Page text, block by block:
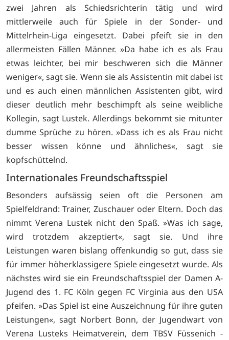
zwei Jahren als Schiedsrichterin tätig und wird
mittlerweile auch für Spiele in der Sonder- und
Mittelrhein-Liga eingesetzt. Dabei pfeift sie in den
allermeisten Fällen Männer. »Da habe ich es als Frau
etwas leichter, bei mir beschweren sich die Männer
weniger«, sagt sie. Wenn sie als Assistentin mit dabei ist
und es auch einen männlichen Assistenten gibt, wird
dieser deutlich mehr beschimpft als seine weibliche
Kollegin, sagt Lustek. Allerdings bekommt sie mitunter
dumme Sprüche zu hören. »Dass ich es als Frau nicht
besser wissen könne und ähnliches«, sagt sie
kopfschüttelnd.
Internationales Freundschaftsspiel
Besonders aufsässig seien oft die Personen am
Spielfeldrand: Trainer, Zuschauer oder Eltern. Doch das
nimmt Verena Lustek nicht den Spaß. »Was ich sage,
wird trotzdem akzeptiert«, sagt sie. Und ihre
Leistungen waren bislang offenkundig so gut, dass sie
für immer höherklassigere Spiele eingesetzt wurde. Als
nächstes wird sie ein Freundschaftsspiel der Damen A-
Jugend des 1. FC Köln gegen FC Virginia aus den USA
pfeifen. »Das Spiel ist eine Auszeichnung für ihre guten
Leistungen«, sagt Norbert Bonn, der Jugendwart von
Verena Lusteks Heimatverein, dem TBSV Füssenich -